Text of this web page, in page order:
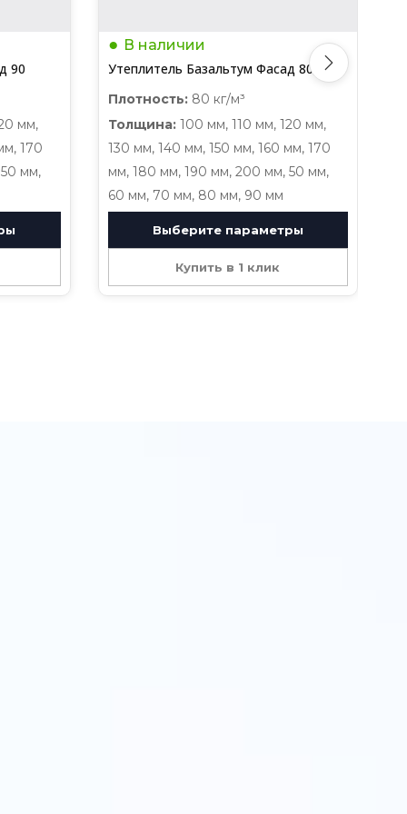
90
мм,
170
мм,
В наличии
Утеплитель Базальтум Фасад 80
Плотность:80 кг/м³
Толщина:100 мм, 110 мм, 120 мм,
130 мм, 140 мм, 150 мм, 160 мм, 170
мм, 180 мм, 190 мм, 200 мм, 50 мм,
60 мм, 70 мм, 80 мм, 90 мм
Выберите параметры
Купить в 1 клик